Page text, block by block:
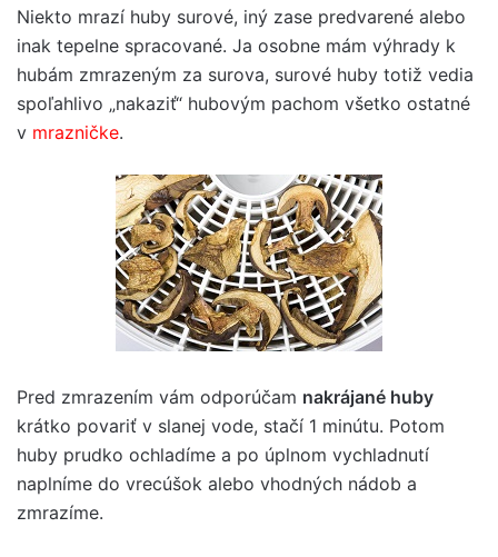
Niekto mrazí huby surové, iný zase predvarené alebo
inak tepelne spracované. Ja osobne mám výhrady k
hubám zmrazeným za surova, surové huby totiž vedia
spoľahlivo „nakaziť“ hubovým pachom všetko ostatné
v mrazničke.
Pred zmrazením vám odporúčam nakrájané huby
krátko povariť v slanej vode, stačí 1 minútu. Potom
huby prudko ochladíme a po úplnom vychladnutí
naplníme do vrecúšok alebo vhodných nádob a
zmrazíme.